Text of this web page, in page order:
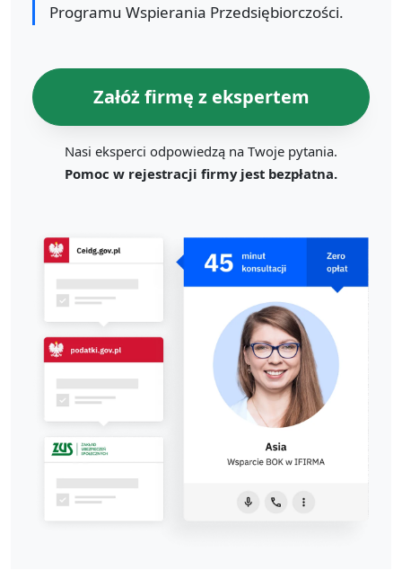
Programu Wspierania Przedsiębiorczości.
Załóż firmę z ekspertem
Nasi eksperci odpowiedzą na Twoje pytania.
Pomoc w rejestracji firmy jest bezpłatna.